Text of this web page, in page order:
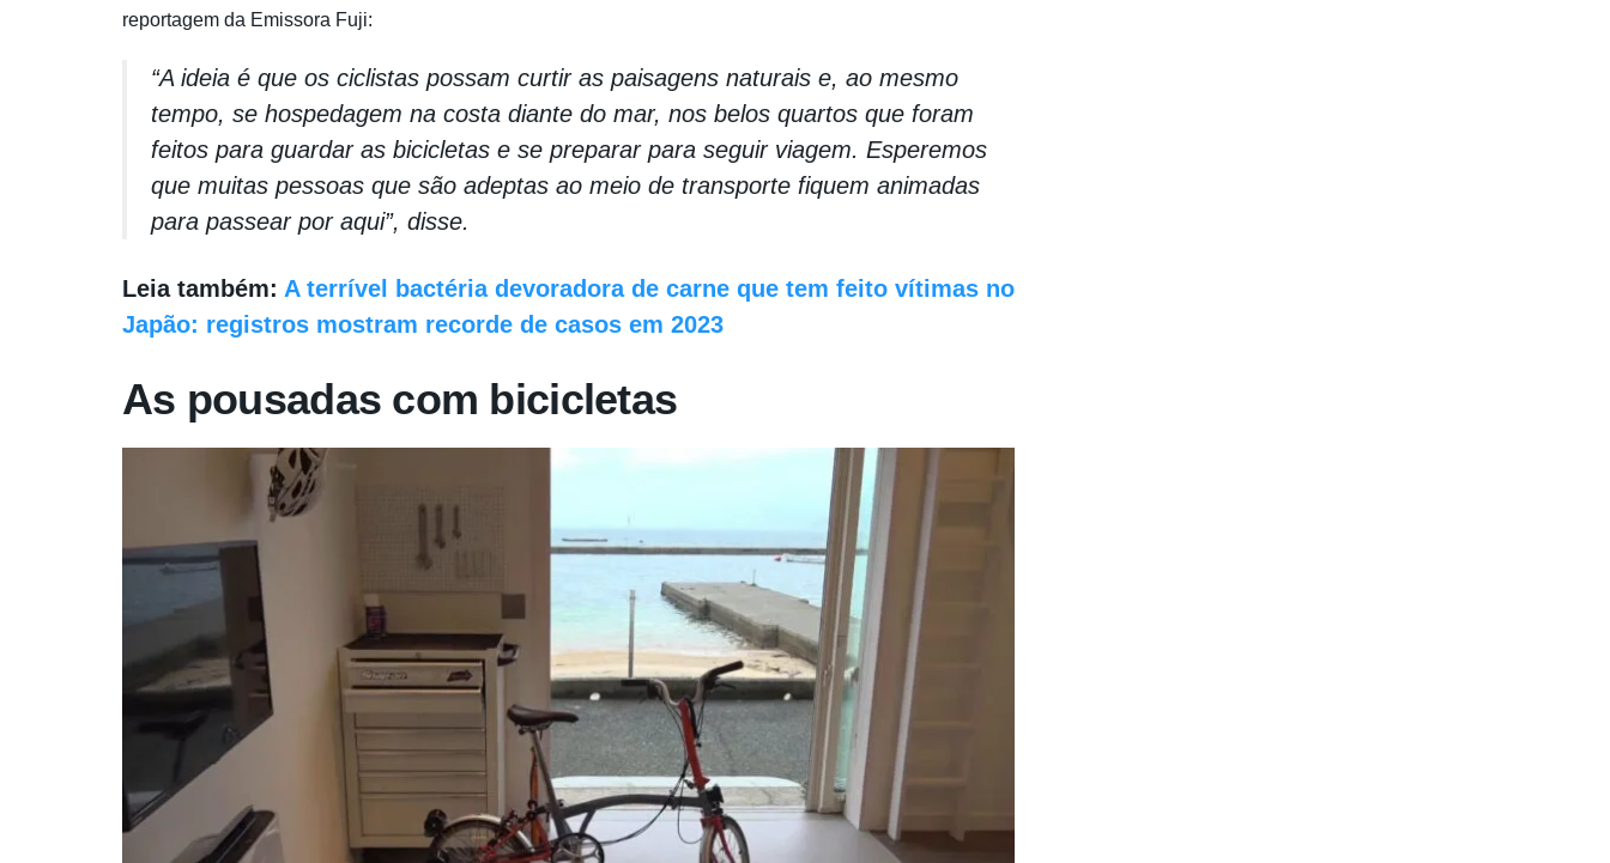
reportagem da Emissora Fuji:
“A ideia é que os ciclistas possam curtir as paisagens naturais e, ao mesmo
tempo, se hospedagem na costa diante do mar, nos belos quartos que foram
feitos para guardar as bicicletas e se preparar para seguir viagem. Esperemos
que muitas pessoas que são adeptas ao meio de transporte fiquem animadas
para passear por aqui”, disse.
Leia também: A terrível bactéria devoradora de carne que tem feito vítimas no
Japão: registros mostram recorde de casos em 2023
As pousadas com bicicletas